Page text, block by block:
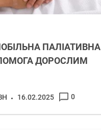
ПАЛІАТИВНА
ДОРОСЛИМ
16.02.2025 0